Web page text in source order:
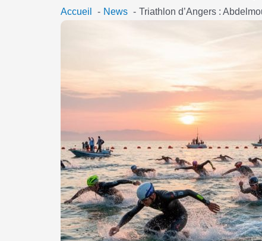
Accueil
News Triathlon d’Angers :